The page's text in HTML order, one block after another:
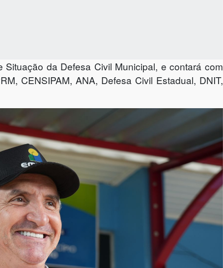
da Defesa Civil Municipal, e contará com
CENSIPAM, ANA, Defesa Civil Estadual, DNIT,